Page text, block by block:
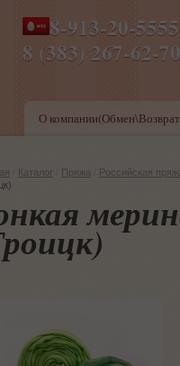
8-913-20-
8 (383) 267-
ПН-ПТ 8-17,СБ-ВС 9-
О
Каталог Пряжа
Российская